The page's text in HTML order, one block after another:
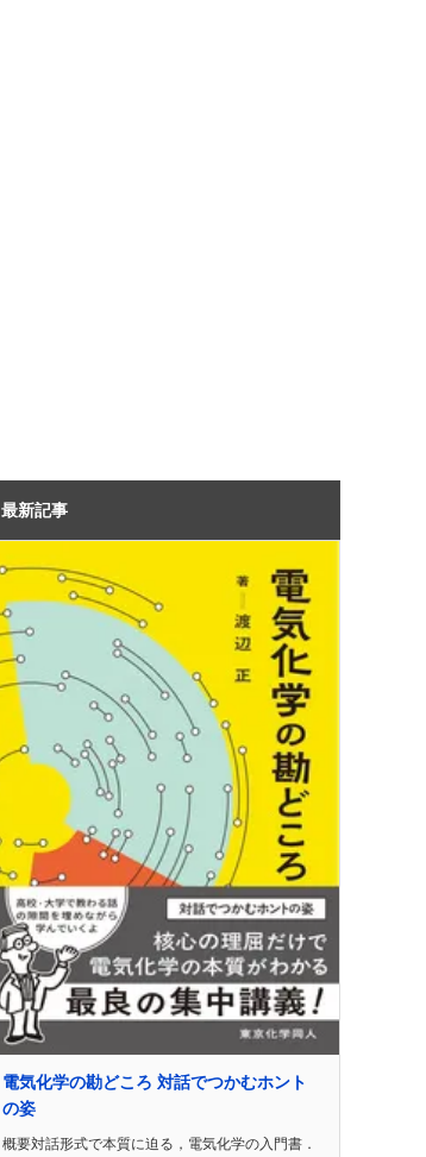
最新記事
電気化学の勘どころ 対話でつかむホント
の姿
概要対話形式で本質に迫る，電気化学の入門書．